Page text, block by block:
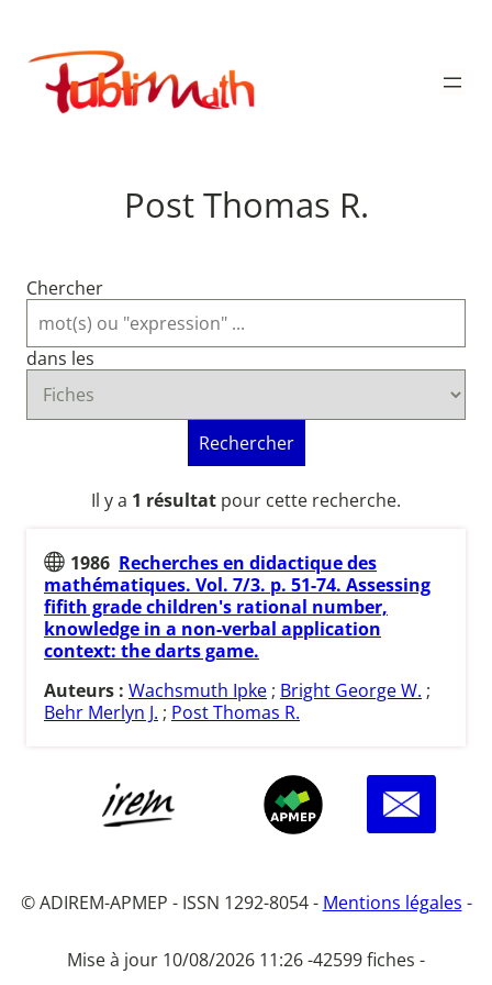
contenu
Publimath
Post Thomas R.
Chercher
dans les
Rechercher
Il y a 1 résultat pour cette recherche.
1986 Recherches en didactique des
mathématiques. Vol. 7/3. p. 51-74. Assessing
fifith grade children's rational number,
knowledge in a non-verbal application
context: the darts game.
Auteurs : Wachsmuth Ipke ; Bright George W. ;
Behr Merlyn J. ; Post Thomas R.
© ADIREM-APMEP - ISSN 1292-8054 - Mentions légales -
Mise à jour 10/08/2026 11:26 -42599 fiches -